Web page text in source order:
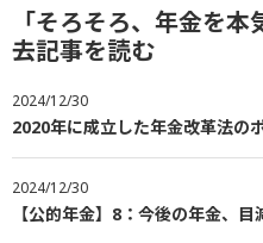
「そろそろ、年金を
去記事を読む
2024/12/30
2020年に成立した年金改革法の
2024/12/30
【公的年金】8：今後の年金、